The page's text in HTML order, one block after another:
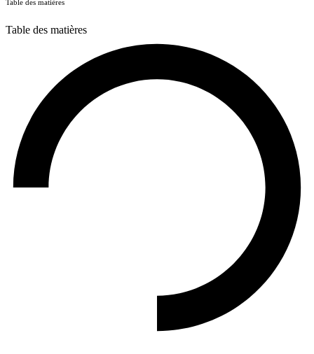
Table des matières
Table des matières